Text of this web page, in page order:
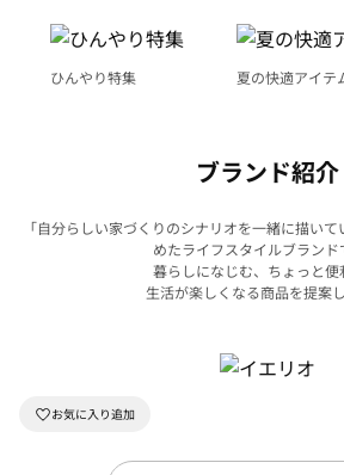
ひんやり特集 夏の快適アイテ
ブランド紹介
「自分らしい家づくりのシナリオを一緒に描い
めたライフスタイルブランド
暮らしになじむ、ちょっと便
生活が楽しくなる商品を提案し